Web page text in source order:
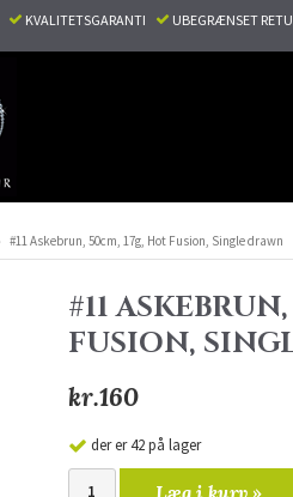
KVALITETSGARANTI UBEGRÆNSET
#11 Askebrun, 50cm, 17g, Hot Fusion, Single drawn
#11
FUSION,
kr.160
der er 42 på lager
Læg i kurv »